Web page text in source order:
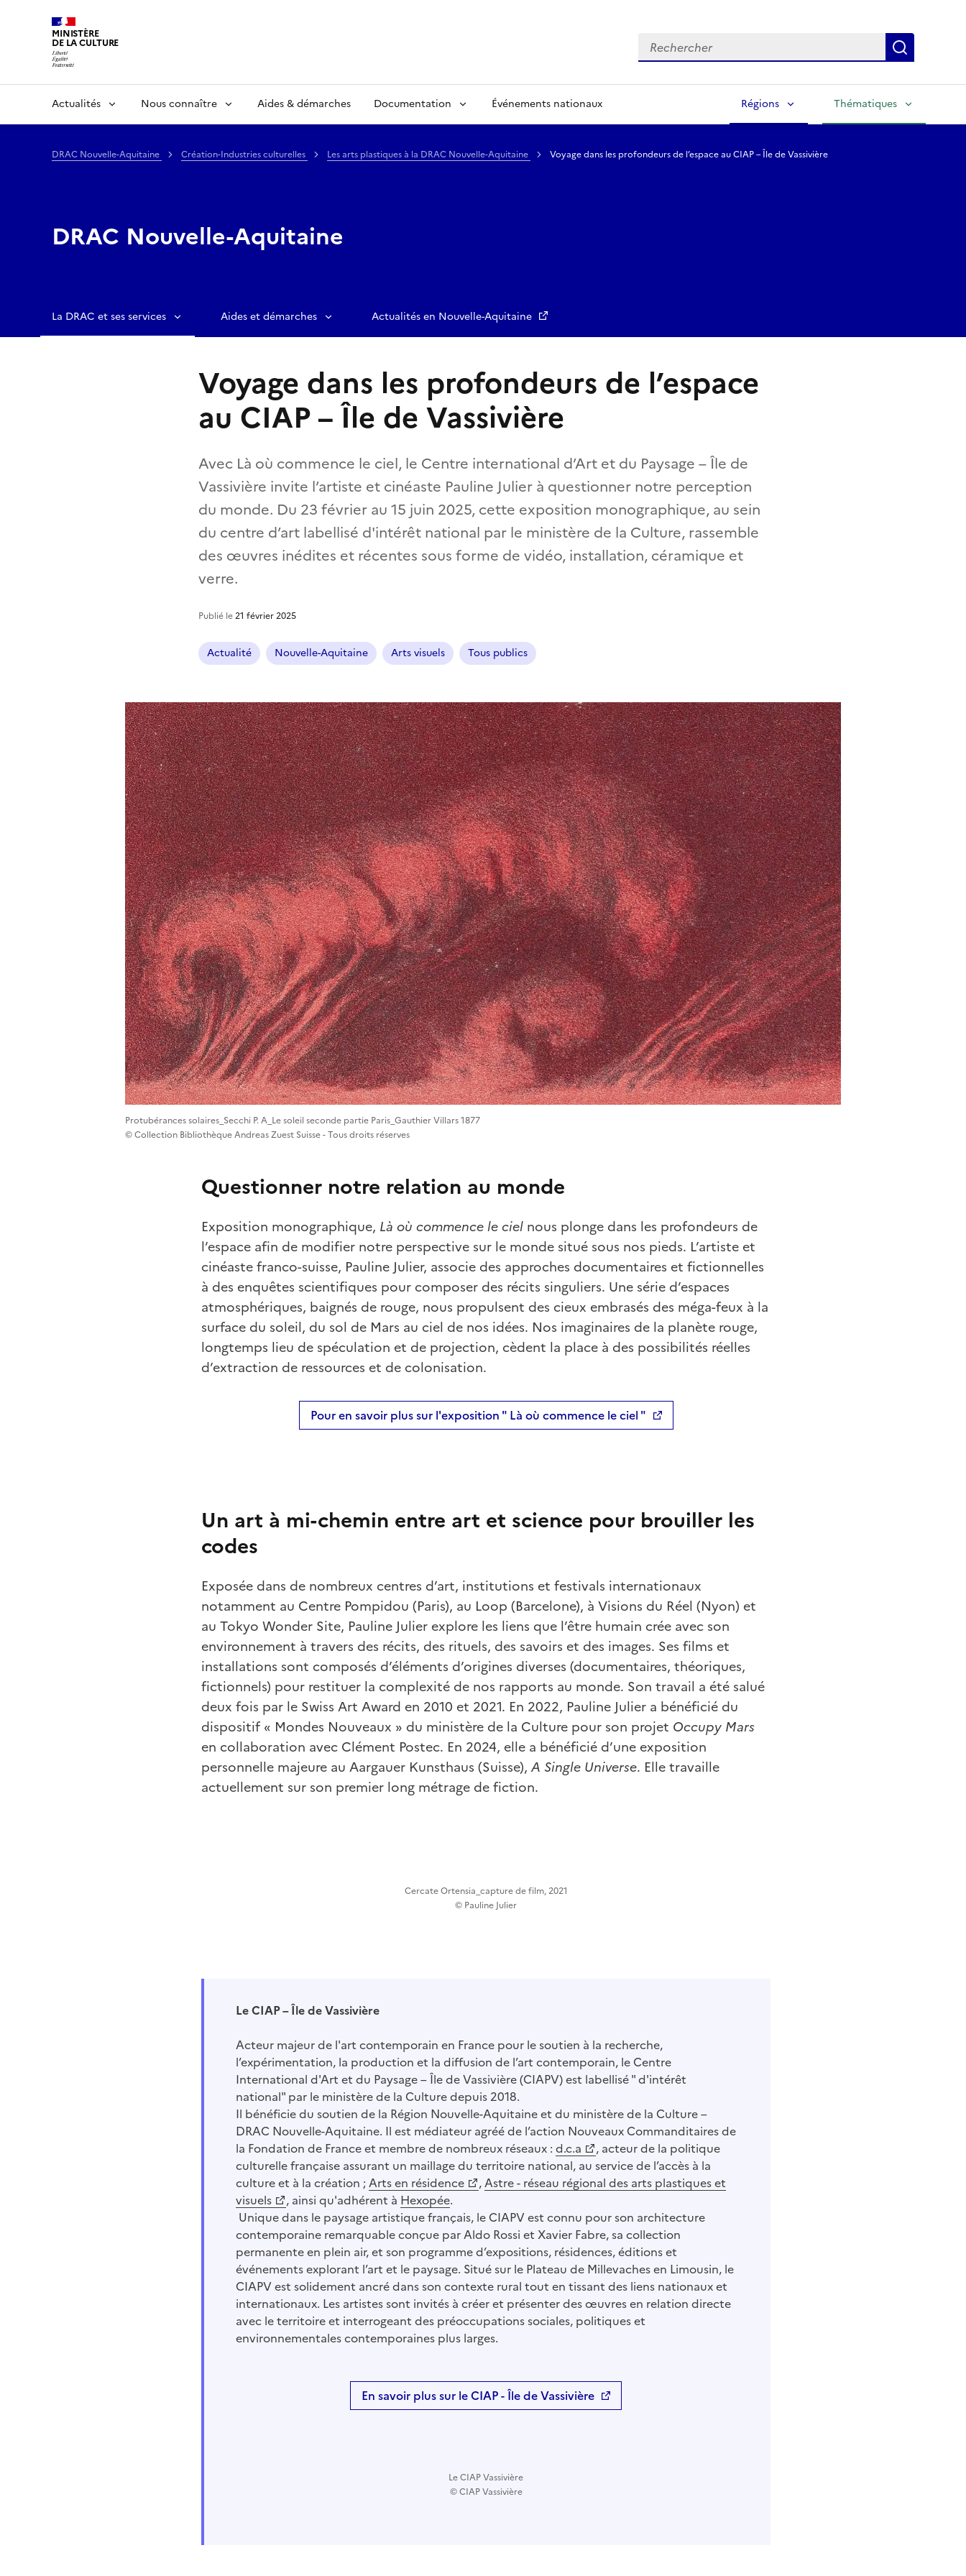
MINISTÈRE
DE LA CULTURE Rechercher
Actualités Nous connaître Aides & démarches Documentation Événements nationaux Régions Thématiques
DRAC Nouvelle-Aquitaine Création-Industries culturelles Les arts plastiques à la DRAC Nouvelle-Aquitaine Voyage dans les profondeurs de l’espace au CIAP – Île de Vassivière
DRAC Nouvelle-Aquitaine
La DRAC et ses services Aides et démarches Actualités en Nouvelle-Aquitaine
Voyage dans les profondeurs de l’espace
au CIAP – Île de Vassivière
Avec Là où commence le ciel, le Centre international d’Art et du Paysage – Île de
Vassivière invite l’artiste et cinéaste Pauline Julier à questionner notre perception
du monde. Du 23 février au 15 juin 2025, cette exposition monographique, au sein
du centre d’art labellisé d'intérêt national par le ministère de la Culture, rassemble
des œuvres inédites et récentes sous forme de vidéo, installation, céramique et
verre.
Publié le21 février 2025
Actualité Nouvelle-Aquitaine Arts visuels Tous publics
Protubérances solaires_Secchi P. A_Le soleil seconde partie Paris_Gauthier Villars 1877
© Collection Bibliothèque Andreas Zuest Suisse - Tous droits réserves
Questionner notre relation au monde
Exposition monographique, Là où commence le ciel nous plonge dans les profondeurs de
l’espace afin de modifier notre perspective sur le monde situé sous nos pieds. L’artiste et
cinéaste franco-suisse, Pauline Julier, associe des approches documentaires et fictionnelles
à des enquêtes scientifiques pour composer des récits singuliers. Une série d’espaces
atmosphériques, baignés de rouge, nous propulsent des cieux embrasés des méga-feux à la
surface du soleil, du sol de Mars au ciel de nos idées. Nos imaginaires de la planète rouge,
longtemps lieu de spéculation et de projection, cèdent la place à des possibilités réelles
d’extraction de ressources et de colonisation.
Pour en savoir plus sur l'exposition " Là où commence le ciel "
Un art à mi-chemin entre art et science pour brouiller les
codes
Exposée dans de nombreux centres d’art, institutions et festivals internationaux
notamment au Centre Pompidou (Paris), au Loop (Barcelone), à Visions du Réel (Nyon) et
au Tokyo Wonder Site, Pauline Julier explore les liens que l’être humain crée avec son
environnement à travers des récits, des rituels, des savoirs et des images. Ses films et
installations sont composés d’éléments d’origines diverses (documentaires, théoriques,
fictionnels) pour restituer la complexité de nos rapports au monde. Son travail a été salué
deux fois par le Swiss Art Award en 2010 et 2021. En 2022, Pauline Julier a bénéficié du
dispositif « Mondes Nouveaux » du ministère de la Culture pour son projet Occupy Mars
en collaboration avec Clément Postec. En 2024, elle a bénéficié d’une exposition
personnelle majeure au Aargauer Kunsthaus (Suisse), A Single Universe. Elle travaille
actuellement sur son premier long métrage de fiction.
Cercate Ortensia_capture de film, 2021
© Pauline Julier
Le CIAP – Île de Vassivière
Acteur majeur de l'art contemporain en France pour le soutien à la recherche,
l’expérimentation, la production et la diffusion de l’art contemporain, le Centre
International d'Art et du Paysage – Île de Vassivière (CIAPV) est labellisé " d'intérêt
national" par le ministère de la Culture depuis 2018.
Il bénéficie du soutien de la Région Nouvelle-Aquitaine et du ministère de la Culture –
DRAC Nouvelle-Aquitaine. Il est médiateur agréé de l’action Nouveaux Commanditaires de
la Fondation de France et membre de nombreux réseaux : d.c.a
, acteur de la politique
culturelle française assurant un maillage du territoire national, au service de l’accès à la
culture et à la création ;Arts en résidence ,Astre - réseau régional des arts plastiques et
visuels
, ainsi qu'adhérent à Hexopée.
Unique dans le paysage artistique français, le CIAPV est connu pour son architecture
contemporaine remarquable conçue par Aldo Rossi et Xavier Fabre, sa collection
permanente en plein air, et son programme d’expositions, résidences, éditions et
événements explorant l’art et le paysage. Situé sur le Plateau de Millevaches en Limousin, le
CIAPV est solidement ancré dans son contexte rural tout en tissant des liens nationaux et
internationaux. Les artistes sont invités à créer et présenter des œuvres en relation directe
avec le territoire et interrogeant des préoccupations sociales, politiques et
environnementales contemporaines plus larges.
En savoir plus sur le CIAP - Île de Vassivière
Le CIAP Vassivière
© CIAP Vassivière